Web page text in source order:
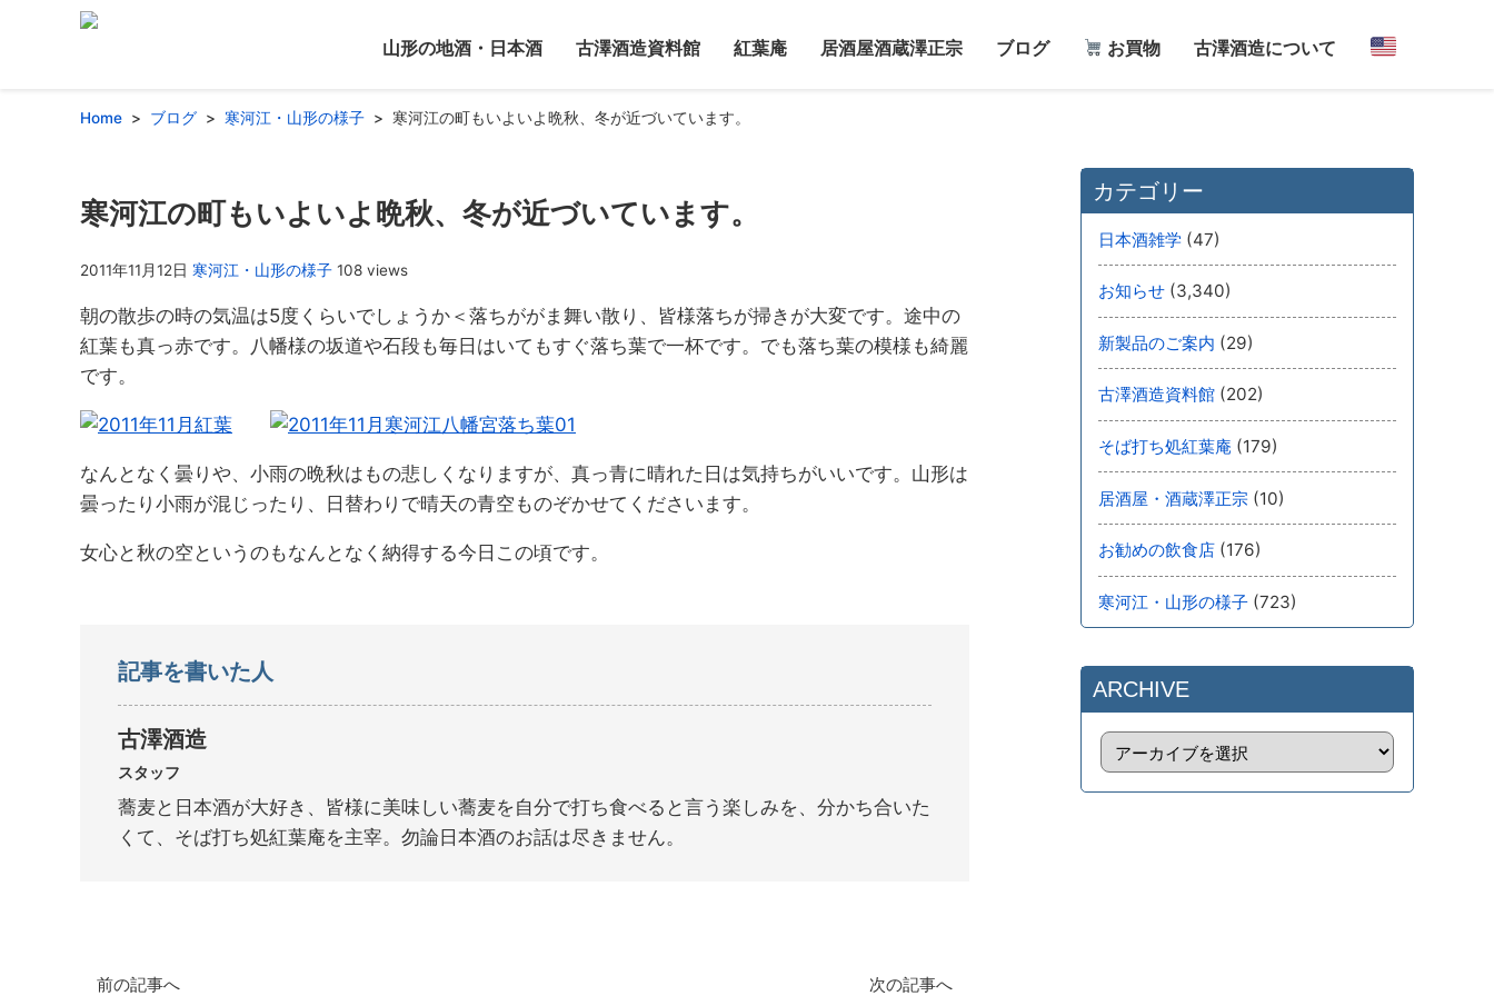
山形の地酒・日本酒 古澤酒造資料館 紅葉庵 居酒屋酒蔵澤正宗 ブログ お買物 古澤酒造について
Home ブログ 寒河江・山形の様子 寒河江の町もいよいよ晩秋、冬が近づいています。
寒河江の町もいよいよ晩秋、冬が近づいています。
2011年11月12日 寒河江・山形の様子 108 views
朝の散歩の時の気温は5度くらいでしょうか＜落ちががま舞い散り、皆様落ちが掃きが大変です。途中の
紅葉も真っ赤です。八幡様の坂道や石段も毎日はいてもすぐ落ち葉で一杯です。でも落ち葉の模様も綺麗
です。
なんとなく曇りや、小雨の晩秋はもの悲しくなりますが、真っ青に晴れた日は気持ちがいいです。山形は
曇ったり小雨が混じったり、日替わりで晴天の青空ものぞかせてくださいます。
女心と秋の空というのもなんとなく納得する今日この頃です。
記事を書いた人
古澤酒造
スタッフ
蕎麦と日本酒が大好き、皆様に美味しい蕎麦を自分で打ち食べると言う楽しみを、分かち合いた
くて、そば打ち処紅葉庵を主宰。勿論日本酒のお話は尽きません。
前の記事へ 次の記事へ
カテゴリー
日本酒雑学 (47)
お知らせ (3,340)
新製品のご案内 (29)
古澤酒造資料館 (202)
そば打ち処紅葉庵 (179)
居酒屋・酒蔵澤正宗 (10)
お勧めの飲食店 (176)
寒河江・山形の様子 (723)
ARCHIVE